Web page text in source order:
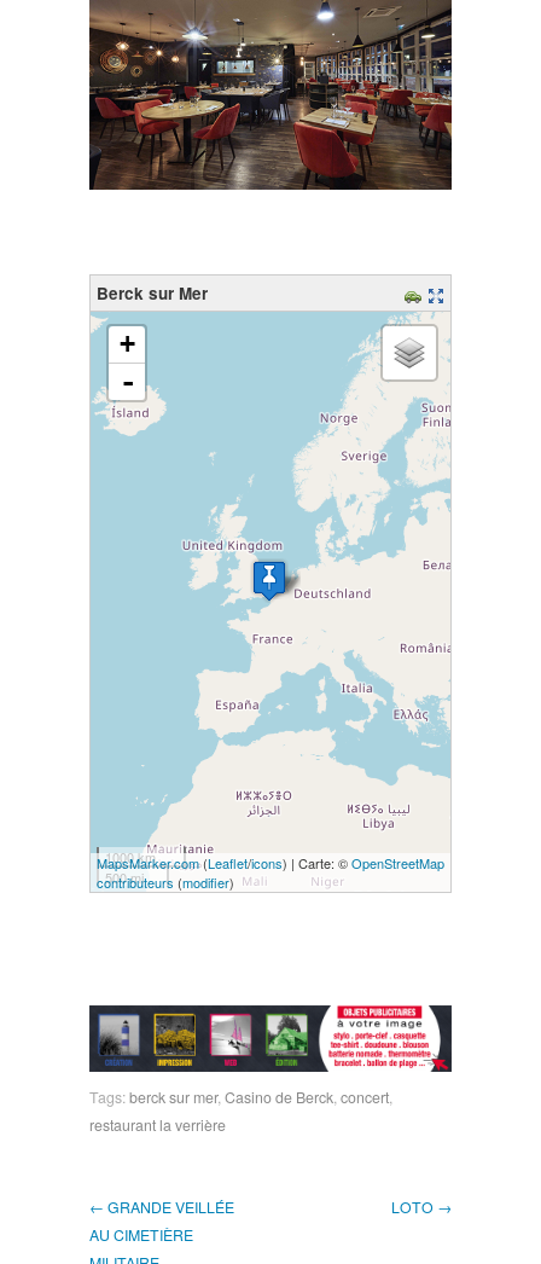
Berck sur Mer
chargement de la carte - veuillez patienter...
+
-
1000 km
500 mi
MapsMarker.com(Leaflet/icons) | Carte: ©OpenStreetMap
contributeurs (modifier)
Tags:berck sur mer,Casino de Berck,concert,
restaurant la verrière
← GRANDE VEILLÉE
AU CIMETIÈRE
LOTO →